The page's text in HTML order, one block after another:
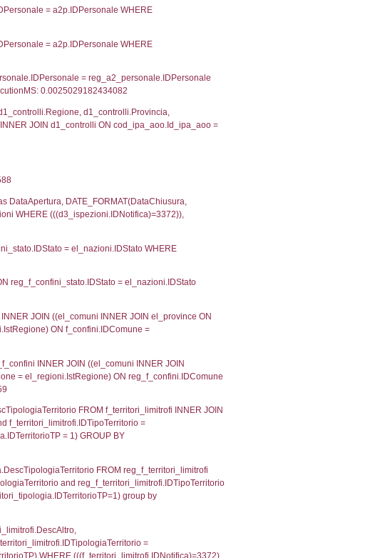
= -2, executionMS: 0.0003049373626709
executionMS: 0.00021696090698242
`userlevelid` = -2, executionMS: 0.00020289421081543
WHERE `userlevelid` IN (-2),
AS provincia, DATE(n.DataInvioNotifica) as
i ON i.CodiceUnivoco = n.CodiceUnivoco LEFT JOIN
= el_com.IstComune LEFT JOIN el_province AS
el_province.citta as ProvinciaST, el_regioni.Regione
as RegioneSL FROM (((((a1_stabilimento LEFT
= el_province.IstProvincia) LEFT JOIN
a1_stabilimento.IstComuneSL =
JOIN el_regioni AS el_regioni_1 ON
el_province.citta as ProvinciaST,
as RegioneSL FROM (((((reg_a1_stabilimento
LEFT JOIN el_comuni AS el_comuni_1 ON
= el_province_1.IstProvincia) LEFT
a2rp INNER JOIN a2_personale a2p ON
0.0030789375305176
a2rp INNER JOIN a2_personale a2p ON